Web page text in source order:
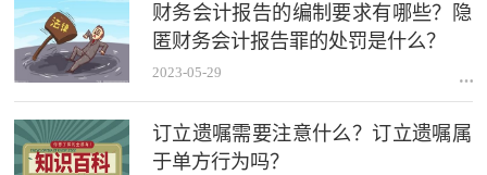
财务会计报告的编制要求有哪些？隐
匿财务会计报告罪的处罚是什么？
2023-05-29
订立遗嘱需要注意什么？订立遗嘱属
于单方行为吗？